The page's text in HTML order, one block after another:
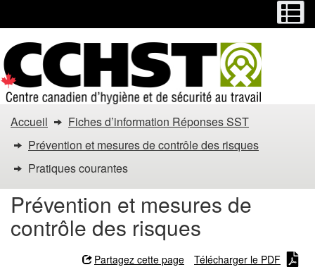
contenu
principal
la
version
HTML
simplifiée
Vous
êtes
dans
Pratiques
courantes
Accueil
Fiches d’information Réponses SST
Prévention et mesures de contrôle des risques
Pratiques courantes
Prévention et mesures de
contrôle des risques
Partagez cette page Télécharger le PDF